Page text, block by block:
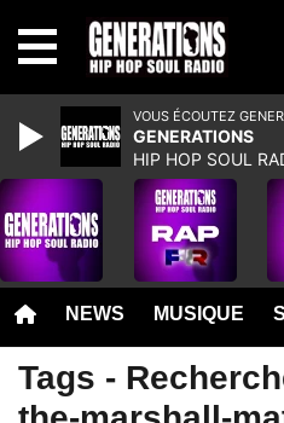
NEWS MUSIQUE
Tags -
VOUS ÉCOUTEZ
GENERATIONS
HIP HOP SOUL